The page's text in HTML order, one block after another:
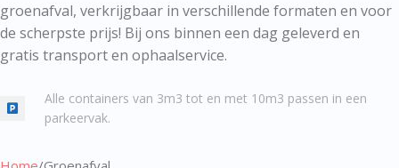
groenafval, verkrijgbaar in verschillende formaten en voor
de scherpste prijs! Bij ons binnen een dag geleverd en
gratis transport en ophaalservice.
Alle containers van 3m3 tot en met 10m3 passen in een
parkeervak.